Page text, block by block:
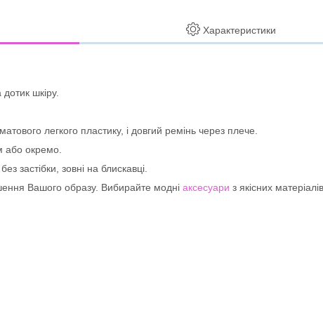
Характеристики
шкіру.
легкого пластику, і довгий ремінь через плече.
або окремо.
застібки, зовні на блискавці.
Вашого образу. Вибирайте модні аксесуари з якісних